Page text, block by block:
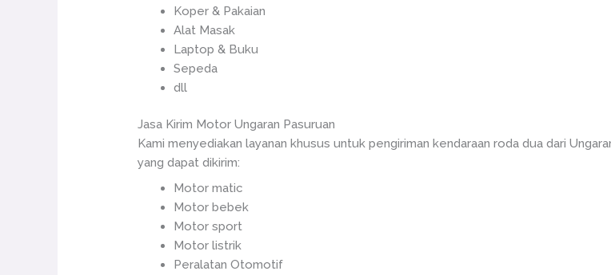
Koper & Pakaian
Alat Masak
Laptop & Buku
Sepeda
dll
Jasa Kirim Motor Ungaran Pasuruan
Kami menyediakan layanan khusus untuk pengiriman kendaraan roda dua dari
yang dapat dikirim:
Motor matic
Motor bebek
Motor sport
Motor listrik
Peralatan Otomotif